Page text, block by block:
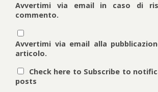
Avvertimi via email in caso di
commento.
Avvertimi via email alla
articolo.
Check here to Subscribe to
posts